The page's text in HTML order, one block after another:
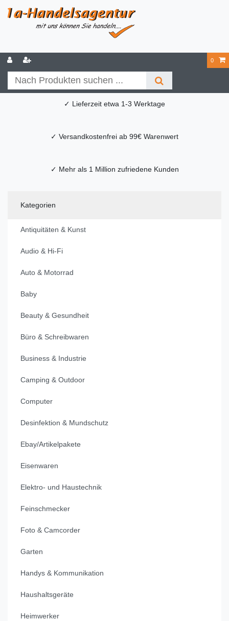
0
✓ Lieferzeit etwa 1-3 Werktage
✓ Versandkostenfrei ab 99€ Warenwert
✓ Mehr als 1 Million zufriedene Kunden
Kategorien
Antiquitäten & Kunst
Audio & Hi-Fi
Auto & Motorrad
Baby
Beauty & Gesundheit
Büro & Schreibwaren
Business & Industrie
Camping & Outdoor
Computer
Desinfektion & Mundschutz
Ebay/Artikelpakete
Eisenwaren
Elektro- und Haustechnik
Feinschmecker
Foto & Camcorder
Garten
Handys & Kommunikation
Haushaltsgeräte
Heimwerker